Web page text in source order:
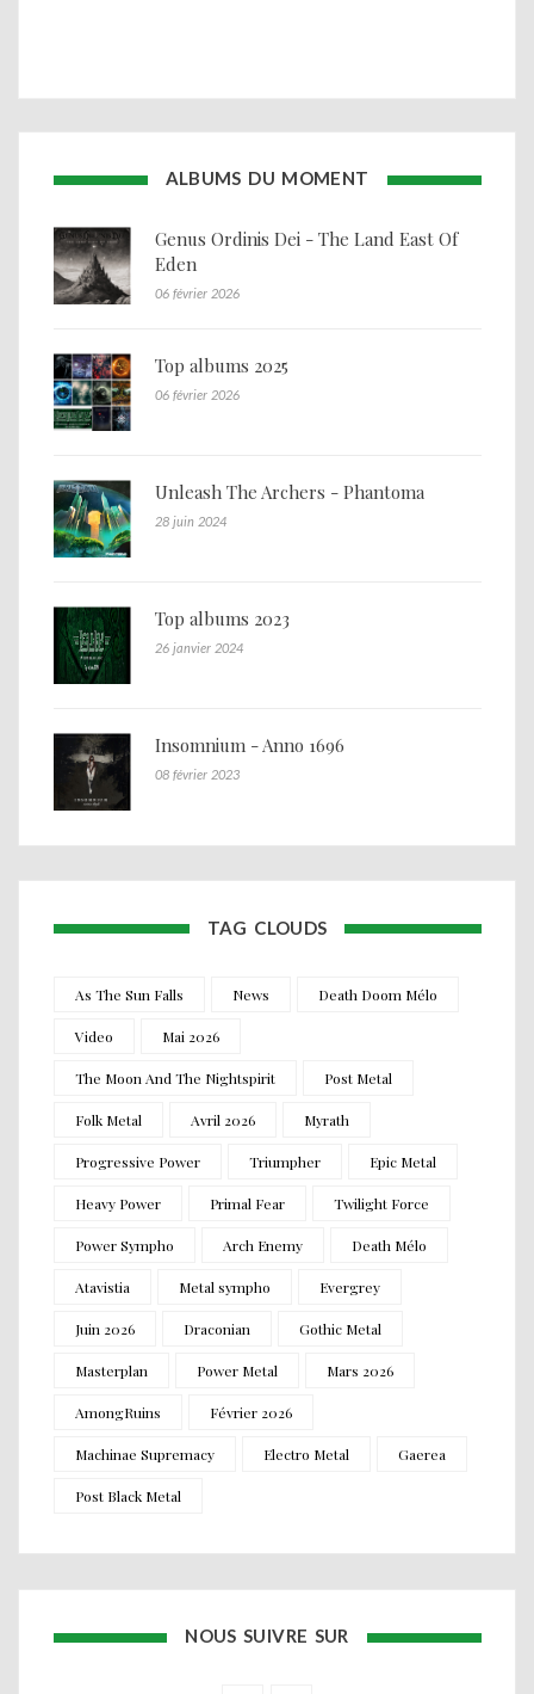
ALBUMS DU MOMENT
Genus Ordinis Dei - The Land East Of
Eden
06 février 2026
Top albums 2025
06 février 2026
Unleash The Archers - Phantoma
28 juin 2024
Top albums 2023
26 janvier 2024
Insomnium - Anno 1696
08 février 2023
TAG CLOUDS
As The Sun Falls News Death Doom Mélo
Video Mai 2026
The Moon And The Nightspirit Post Metal
Folk Metal Avril 2026 Myrath
Progressive Power Triumpher Epic Metal
Heavy Power Primal Fear Twilight Force
Power Sympho Arch Enemy Death Mélo
Atavistia Metal sympho Evergrey
Juin 2026 Draconian Gothic Metal
Masterplan Power Metal Mars 2026
AmongRuins Février 2026
Machinae Supremacy Electro Metal Gaerea
Post Black Metal
NOUS SUIVRE SUR